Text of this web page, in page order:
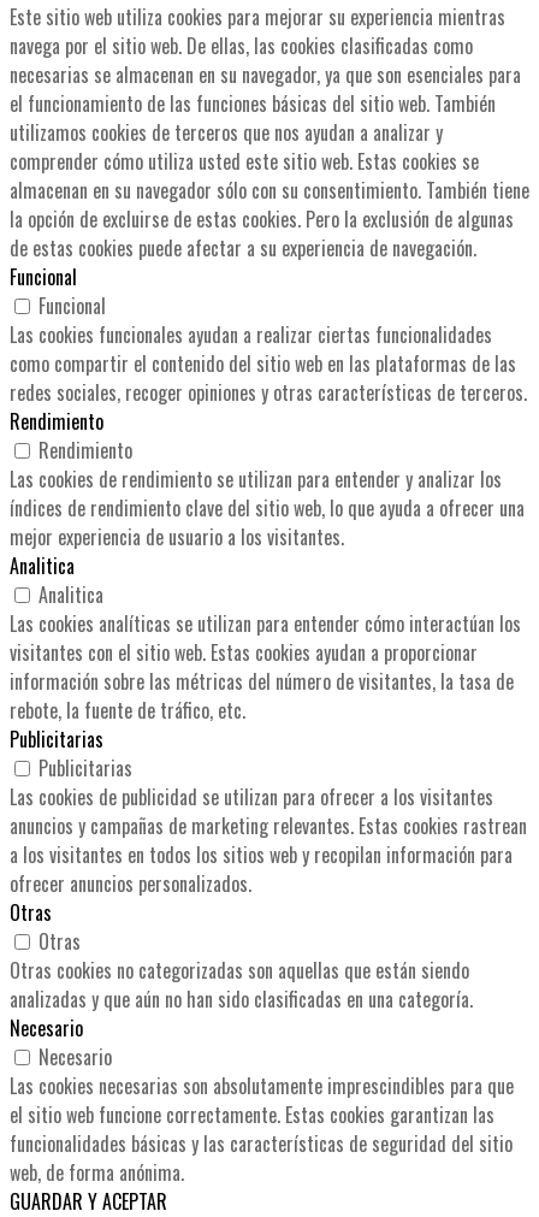
Este sitio web utiliza cookies para mejorar su experiencia mientras
navega por el sitio web. De ellas, las cookies clasificadas como
necesarias se almacenan en su navegador, ya que son esenciales para
el funcionamiento de las funciones básicas del sitio web. También
utilizamos cookies de terceros que nos ayudan a analizar y
comprender cómo utiliza usted este sitio web. Estas cookies se
almacenan en su navegador sólo con su consentimiento. También tiene
la opción de excluirse de estas cookies. Pero la exclusión de algunas
de estas cookies puede afectar a su experiencia de navegación.
Funcional
Funcional
Las cookies funcionales ayudan a realizar ciertas funcionalidades
como compartir el contenido del sitio web en las plataformas de las
redes sociales, recoger opiniones y otras características de terceros.
Rendimiento
Rendimiento
Las cookies de rendimiento se utilizan para entender y analizar los
índices de rendimiento clave del sitio web, lo que ayuda a ofrecer una
mejor experiencia de usuario a los visitantes.
Analitica
Analitica
Las cookies analíticas se utilizan para entender cómo interactúan los
visitantes con el sitio web. Estas cookies ayudan a proporcionar
información sobre las métricas del número de visitantes, la tasa de
rebote, la fuente de tráfico, etc.
Publicitarias
Publicitarias
Las cookies de publicidad se utilizan para ofrecer a los visitantes
anuncios y campañas de marketing relevantes. Estas cookies rastrean
a los visitantes en todos los sitios web y recopilan información para
ofrecer anuncios personalizados.
Otras
Otras
Otras cookies no categorizadas son aquellas que están siendo
analizadas y que aún no han sido clasificadas en una categoría.
Necesario
Necesario
Las cookies necesarias son absolutamente imprescindibles para que
el sitio web funcione correctamente. Estas cookies garantizan las
funcionalidades básicas y las características de seguridad del sitio
web, de forma anónima.
GUARDAR Y ACEPTAR